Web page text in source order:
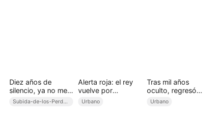
Diez años de
silencio, ya no me
callaré
Subida-de-los-Perdedores
Alerta roja: el rey
vuelve por
venganza
Urbano
Tras mil años
oculto, regresó
para reinar
Urbano